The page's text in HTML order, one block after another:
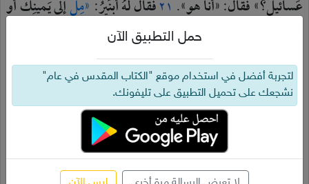
عَسائيلُ؟»فقالَ:«أناهو».٢١فقالَلهُأبنَيرُ:«مِلْإلَىيَمينِكَأو
علَىأحَدِالغِلمانِوخُذْ
فلميَشأْعَسائيلُأنْيَميلَمِنْورائهِ.٢٢ثُمَّعادَأبنَيرُوقالَ
لعَسائيلَ:«مِلْمِنْورائي.لماذاأضرِبُكَإلَىالأرضِ؟
أرفَعُوجهيلَدَىيوآبَأخيكَ؟»٢٣ فأبَىأنْيَميلَ،فضَرَبَهُ
فيبَطنِهِ، فخرجَ الرُّمحُ
هناكَوماتَفيمَكانِهِ.وكانَكُلُّمَنْيأتيإلَىالمَوْضِعِالّذيسقَطَ
حمل التطبيق الآن
لتجربة أفضل في استخدام موقع "الكتاب المقدس في عام"
نشجعك على تحميل التطبيق على تليفونك.